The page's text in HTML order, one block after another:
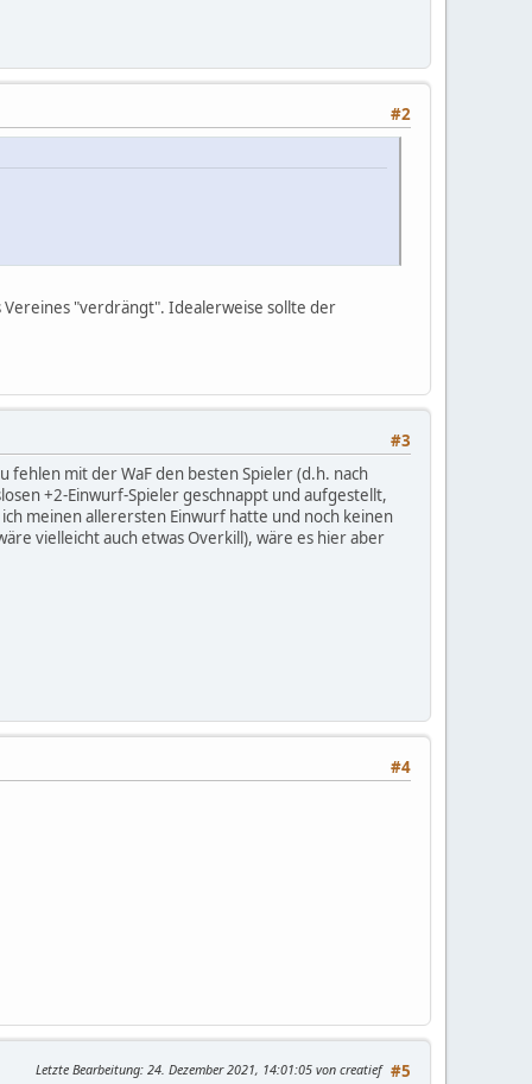
#2
Vereines "verdrängt". Idealerweise sollte der
#3
fehlen mit der WaF den besten Spieler (d.h. nach
+2-Einwurf-Spieler geschnappt und aufgestellt,
meinen allerersten Einwurf hatte und noch keinen
vielleicht auch etwas Overkill), wäre es hier aber
#4
#5
Letzte Bearbeitung: 24. Dezember 2021, 14:01:05 von creatief